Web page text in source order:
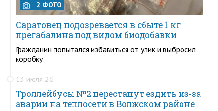
2 ФОТО
Саратовец подозревается в сбыте 1 кг
прегабалина под видом биодобавки
Гражданин попытался избавиться от улик и выбросил
коробку
13 июля 26
Троллейбусы №2 перестанут ездить из-за
аварии на теплосети в Волжском районе